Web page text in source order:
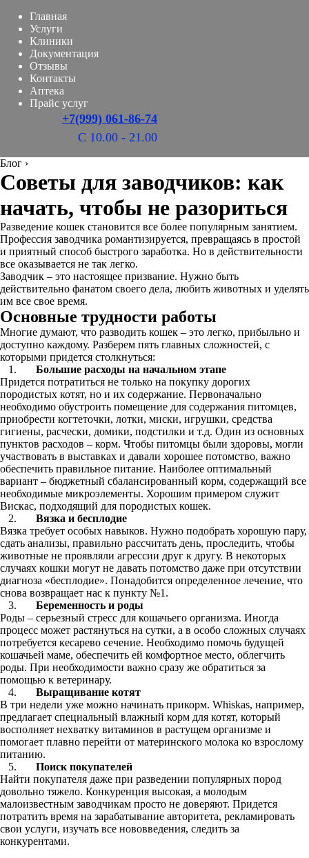
Главная
Услуги
Клиники
Документация
Отзывы
Контакты
Аптека
Прайс услуг
+7(999) 061-86-74
С 10.00 - 21.00
Блог ›
Советы для заводчиков: как
начать, чтобы не разориться
Разведение кошек становится все более популярным занятием.
Профессия заводчика романтизируется, превращаясь в простой
и приятный способ быстрого заработка. Но в действительности
все оказывается не так легко.
Заводчик – это настоящее призвание. Нужно быть
действительно фанатом своего дела, любить животных и уделять
им все свое время.
Основные трудности работы
Многие думают, что разводить кошек – это легко, прибыльно и
доступно каждому. Разберем пять главных сложностей, с
которыми придется столкнуться:
Большие расходы на начальном этапе
Придется потратиться не только на покупку дорогих
породистых котят, но и их содержание. Первоначально
необходимо обустроить помещение для содержания питомцев,
приобрести когтеточки, лотки, миски, игрушки, средства
гигиены, расчески, домики, подстилки и т.д. Один из основных
пунктов расходов – корм. Чтобы питомцы были здоровы, могли
участвовать в выставках и давали хорошее потомство, важно
обеспечить правильное питание. Наиболее оптимальный
вариант – бюджетный сбалансированный корм, содержащий все
необходимые микроэлементы. Хорошим примером служит
Вискас, подходящий для породистых кошек.
Вязка и бесплодие
Вязка требует особых навыков. Нужно подобрать хорошую пару,
сдать анализы, правильно рассчитать день, проследить, чтобы
животные не проявляли агрессии друг к другу. В некоторых
случаях кошки могут не давать потомство даже при отсутствии
диагноза «бесплодие». Понадобится определенное лечение, что
снова возвращает нас к пункту №1.
Беременность и роды
Роды – серьезный стресс для кошачьего организма. Иногда
процесс может растянуться на сутки, а в особо сложных случаях
потребуется кесарево сечение. Необходимо помочь будущей
кошачьей маме, обеспечить ей комфортное место, облегчить
роды. При необходимости важно сразу же обратиться за
помощью к ветеринару.
Выращивание котят
В три недели уже можно начинать прикорм. Whiskas, например,
предлагает специальный влажный корм для котят, который
восполняет нехватку витаминов в растущем организме и
помогает плавно перейти от материнского молока ко взрослому
питанию.
Поиск покупателей
Найти покупателя даже при разведении популярных пород
довольно тяжело. Конкуренция высокая, а молодым
малоизвестным заводчикам просто не доверяют. Придется
потратить время на зарабатывание авторитета, рекламировать
свои услуги, изучать все нововведения, следить за
конкурентами.